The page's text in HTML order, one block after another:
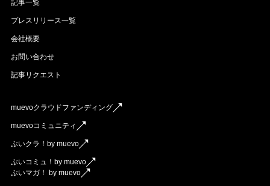
記事一覧
プレスリリース一覧
会社概要
お問い合わせ
記事リクエスト
muevoクラウドファンディング
muevoコミュニティ
ぶいクラ！by muevo
ぶいコミュ！by muevo
ぶいマガ！ by muevo